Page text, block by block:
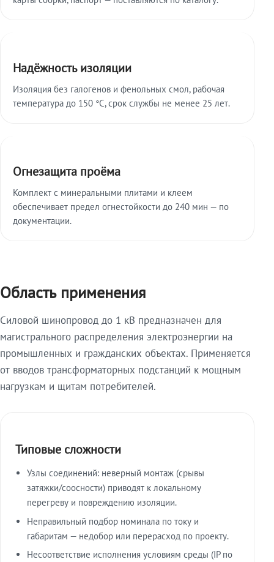
Надёжность изоляции
Изоляция без галогенов и фенольных смол, рабочая
температура до 150 °C, срок службы не менее 25 лет.
Огнезащита проёма
Комплект с минеральными плитами и клеем
обеспечивает предел огнестойкости до 240 мин — по
документации.
Область применения
Силовой шинопровод до 1 кВ предназначен для
магистрального распределения электроэнергии на
промышленных и гражданских объектах. Применяется
от вводов трансформаторных подстанций к мощным
нагрузкам и щитам потребителей.
Типовые сложности
Узлы соединений: неверный монтаж (срывы
затяжки/соосности) приводят к локальному
перегреву и повреждению изоляции.
Неправильный подбор номинала по току и
габаритам — недобор или перерасход по проекту.
Несоответствие исполнения условиям среды (IP по